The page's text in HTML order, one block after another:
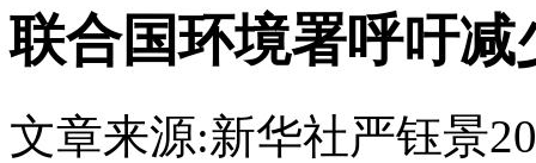
联合国环境署呼吁
文章来源:新华社严钰景